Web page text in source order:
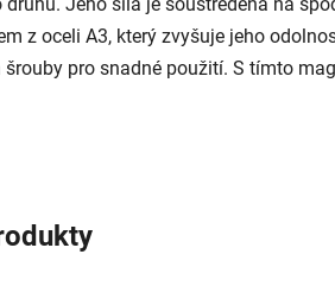
z oceli A3, který zvyšuje jeho
pro snadné použití. S tímto